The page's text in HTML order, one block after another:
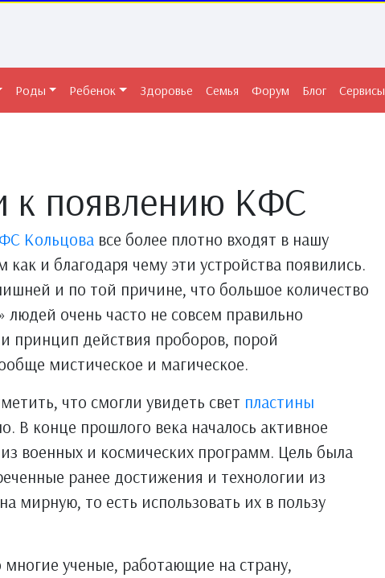
Роды Ребенок Здоровье Семья Форум Блог Сервисы
к появлению КФС
Кольцова все более плотно входят в нашу
как и благодаря чему эти устройства появились.
и по той причине, что большое количество
очень часто не совсем правильно
принцип действия проборов, порой
мистическое и магическое.
что смогли увидеть свет пластины
В конце прошлого века началось активное
военных и космических программ. Цель была
ранее достижения и технологии из
мирную, то есть использовать их в пользу
многие ученые, работающие на страну,